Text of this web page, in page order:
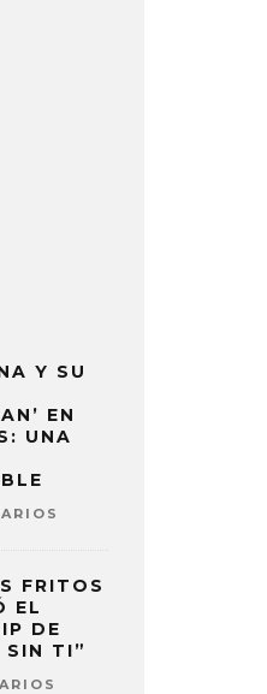
Y SU
EN
UNA
FRITOS
EL
DE
SIN TI”